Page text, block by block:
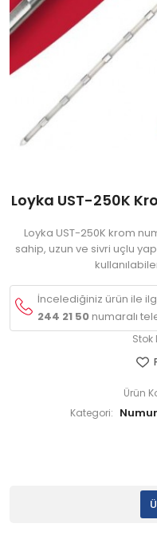
Loyka UST-250K
Loyka UST-250K krom
sahip, uzun ve sivri uçlu
İncelediğiniz ürün ile
244 21 50numaralı
Stok
Ürün
Kategori: